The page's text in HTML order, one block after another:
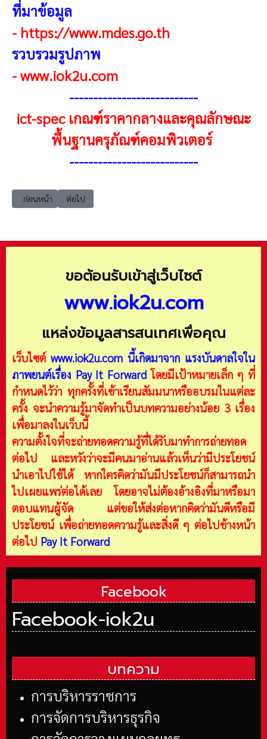
ที่มาข้อมูล
- https://www.mdes.go.th
รวบรวมรูปภาพ
-www.iok2u.com
---------------------------
ict-spec เกณฑ์ราคากลางและคุณลักษณะ
พื้นฐานครุภัณฑ์คอมพิวเตอร์
---------------------------
เนื้อหาก่อนหน้า: ict-spec แนะนำ กระทรวงดิจิทัลเพื่อเศรษฐกิจและสังคม
ก่อนหน้า เนื้อหาถัดไป: king หลักการทรงงานของ ในหลวงรัชกาลที่ 9
ต่อไป
ขอต้อนรับเข้าสู่เว็บไซต์
www.iok2u.com
แหล่งข้อมูลสารสนเทศเพื่อคุณ
เว็บไซต์ www.iok2u.com นี้เกิดมาจาก แรงบันดาลใจใน
ภาพยนต์เรื่อง Pay It Forward โดยมีเป้าหมายเล็ก ๆ ที่
กำหนดไว้ว่า ทุกครั้งที่เข้าเรียนสัมมนาหรืออบรมในแต่ละ
ครั้ง จะนำความรู้มาจัดทำเป็นบทความอย่างน้อย 3 เรื่อง
เพื่อมาลงในเว็บนี้
ความตั้งใจที่จะถ่ายทอดความรู้ที่ได้รับมาทำการถ่ายทอด
ต่อไป และหวังว่าจะมีคนมาอ่านแล้วเห็นว่ามีประโยชน์
นำเอาไปใช้ได้ หากใครคิดว่ามันมีประโยชน์ก็สามารถนำ
ไปเผยแพร่ต่อได้เลย โดยอาจไม่ต้องอ้างอิงที่มาหรือมา
ตอบแทนผู้จัด แต่ขอให้ส่งต่อหากคิดว่ามันดีหรือมี
ประโยชน์ เพื่อถ่ายทอดความรู้และสิ่งดี ๆ ต่อไปข้างหน้า
ต่อไป Pay It Forward
Facebook
Facebook-iok2u
บทความ
การบริหารราชการ
การจัดการบริหารธุรกิจ